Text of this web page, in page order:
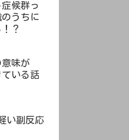
候群っ
うちに
？
意味が
いる話
い副反応